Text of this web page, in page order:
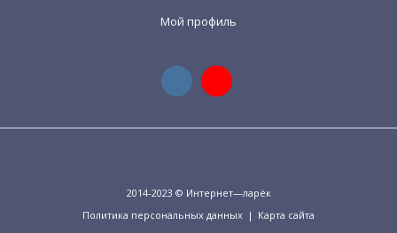
Мой профиль
2014-2023 © Интернет—ларёк
Политика персональных данных | Карта сайта